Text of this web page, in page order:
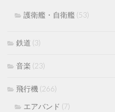
護衛艦・自衛艦 (53)
鉄道 (3)
音楽 (23)
飛行機 (266)
エアバンド (7)